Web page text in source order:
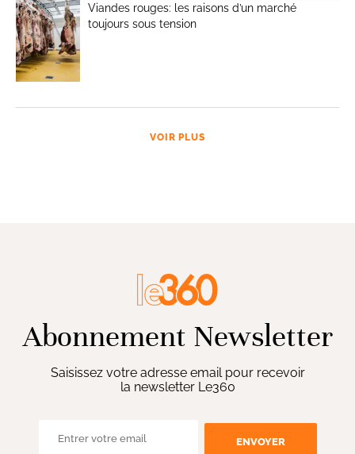
Viandes rouges: les raisons d’un marché
toujours sous tension
VOIR PLUS
Abonnement Newsletter
Saisissez votre adresse email pour recevoir
la newsletter Le360
ENVOYER